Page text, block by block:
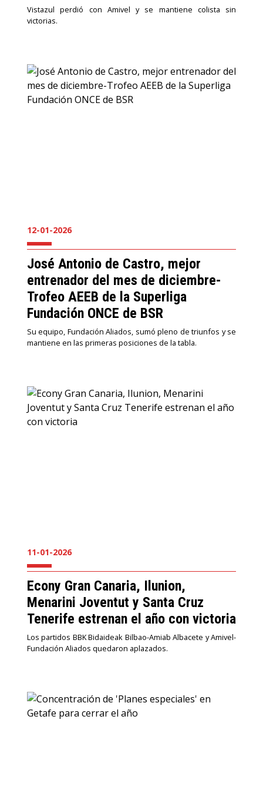
Vistazul perdió con Amivel y se mantiene colista sin
victorias.
12-01-2026
José Antonio de Castro, mejor
entrenador del mes de diciembre-
Trofeo AEEB de la Superliga
Fundación ONCE de BSR
Su equipo, Fundación Aliados, sumó pleno de triunfos y se
mantiene en las primeras posiciones de la tabla.
11-01-2026
Econy Gran Canaria, Ilunion,
Menarini Joventut y Santa Cruz
Tenerife estrenan el año con victoria
Los partidos BBK Bidaideak Bilbao-Amiab Albacete y Amivel-
Fundación Aliados quedaron aplazados.